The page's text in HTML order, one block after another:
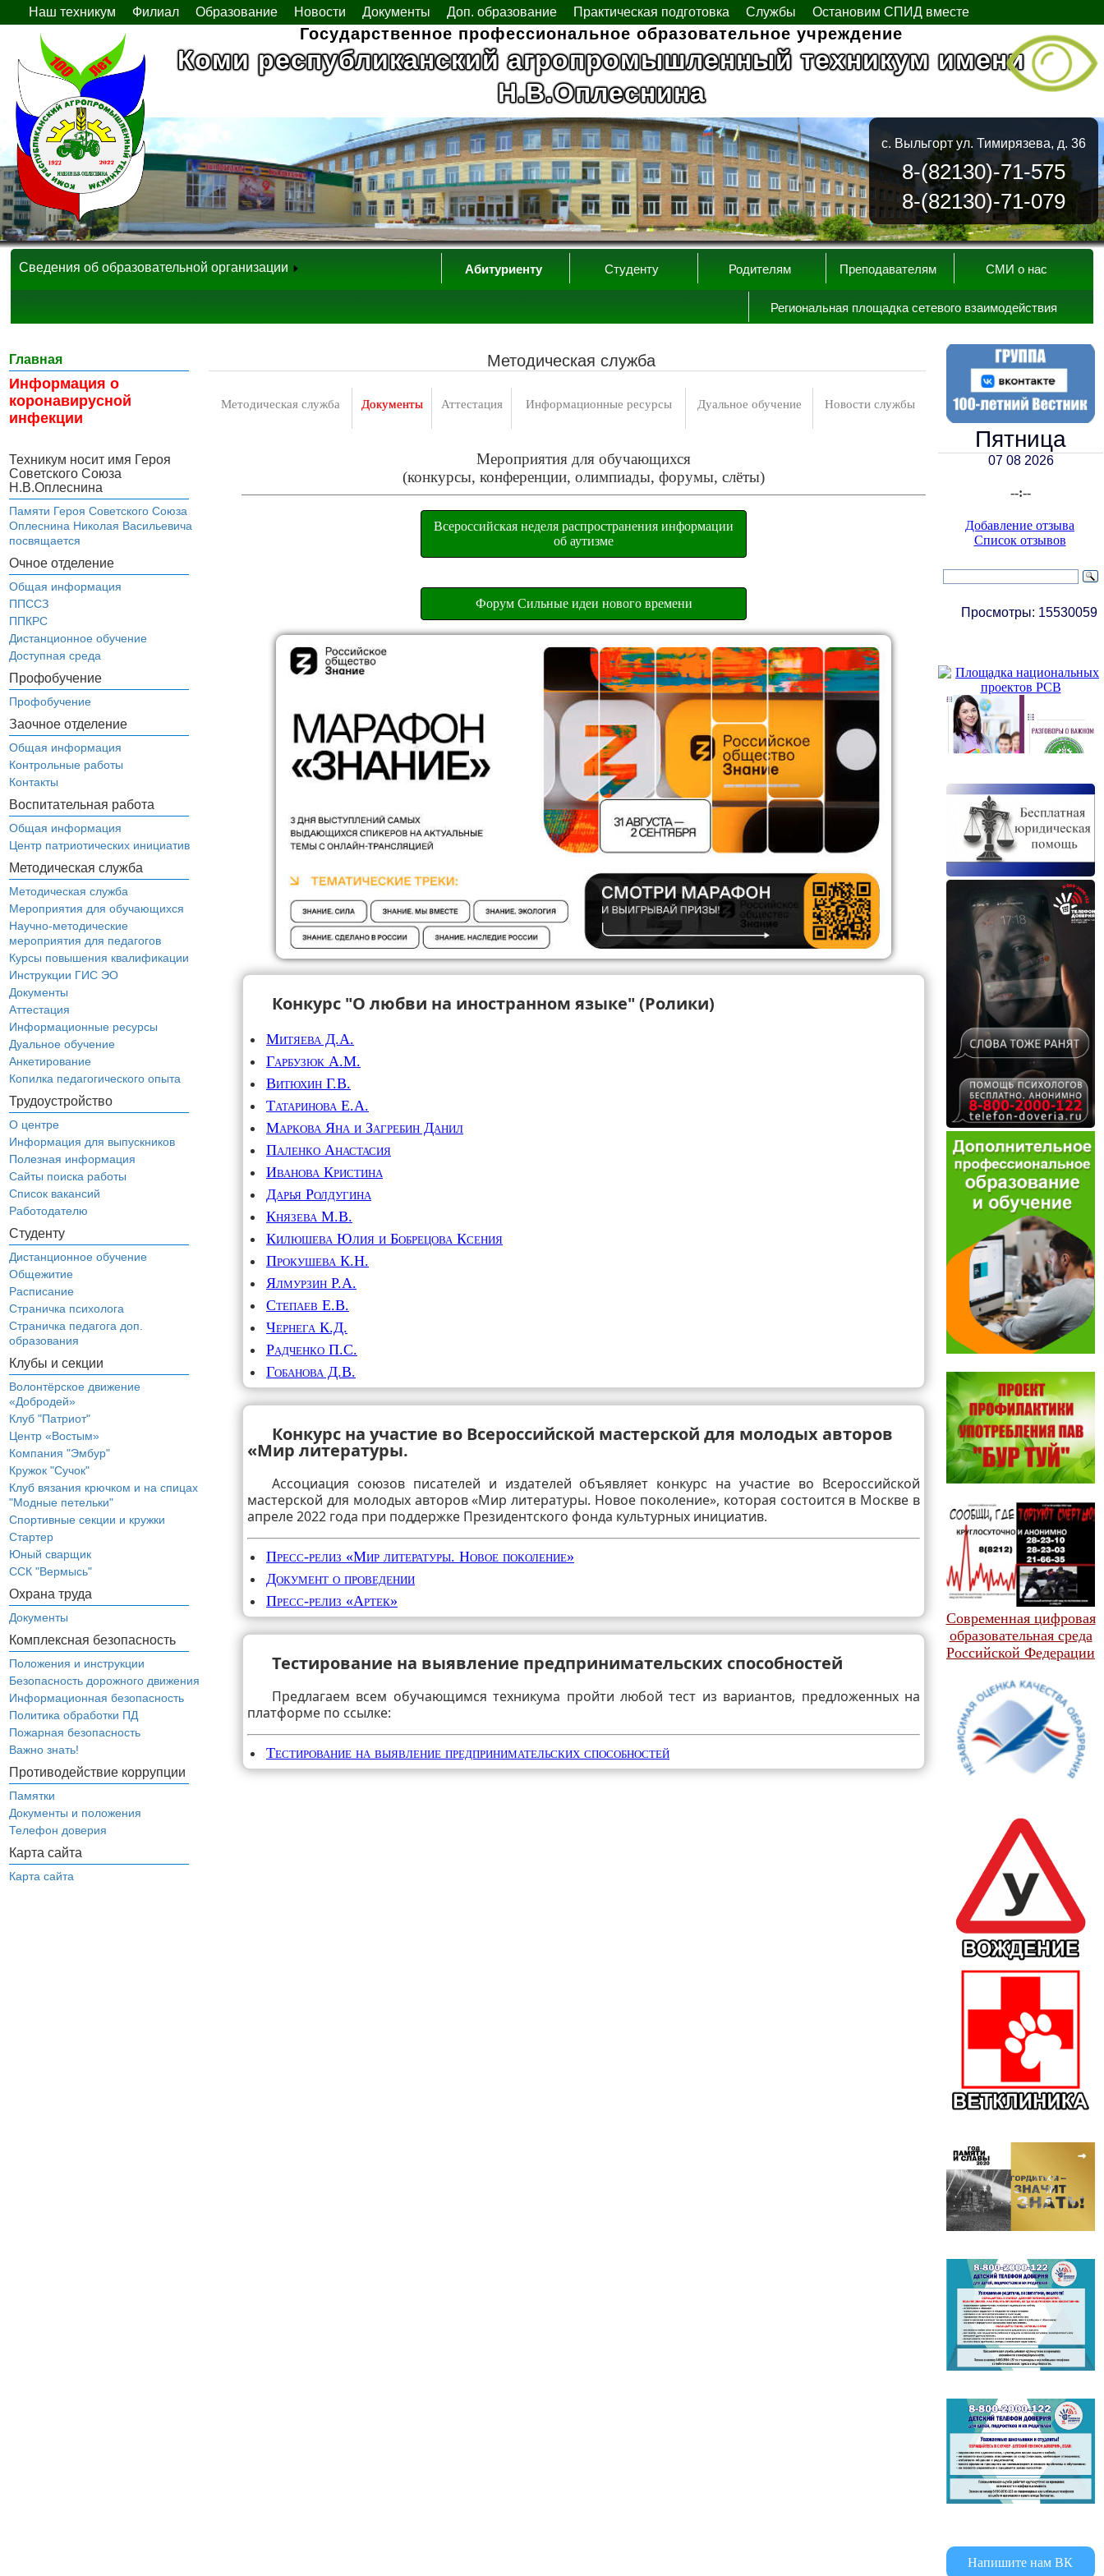
Наш техникум Филиал Образование Новости Документы Доп. образование Практическая подготовка Службы Остановим СПИД вместе
Государственное профессиональное образовательное учреждение
Коми республиканский агропромышленный техникум имени
Н.В.Оплеснина
с. Выльгорт ул. Тимирязева, д. 36
8-(82130)-71-575
8-(82130)-71-079
СМИ о нас
Преподавателям
Родителям
Студенту
Абитуриенту
Региональная площадка сетевого взаимодействия
Сведения об образовательной организации
Главная
Информация о
коронавирусной
инфекции
Техникум носит имя Героя
Советского Союза
Н.В.Оплеснина
Памяти Героя Советского Союза
Оплеснина Николая Васильевича
посвящается
Очное отделение
Общая информация
ППССЗ
ППКРС
Дистанционное обучение
Доступная среда
Профобучение
Профобучение
Заочное отделение
Общая информация
Контрольные работы
Контакты
Воспитательная работа
Общая информация
Центр патриотических инициатив
Методическая служба
Методическая служба
Мероприятия для обучающихся
Научно-методические
мероприятия для педагогов
Курсы повышения квалификации
Инструкции ГИС ЭО
Документы
Аттестация
Информационные ресурсы
Дуальное обучение
Анкетирование
Копилка педагогического опыта
Трудоустройство
О центре
Информация для выпускников
Полезная информация
Сайты поиска работы
Список вакансий
Работодателю
Студенту
Дистанционное обучение
Общежитие
Расписание
Страничка психолога
Страничка педагога доп.
образования
Клубы и секции
Волонтёрское движение
«Добродей»
Клуб "Патриот"
Центр «Востым»
Компания "Эмбур"
Кружок "Сучок"
Клуб вязания крючком и на спицах
"Модные петельки"
Спортивные секции и кружки
Стартер
Юный сварщик
ССК "Вермысь"
Охрана труда
Документы
Комплексная безопасность
Положения и инструкции
Безопасность дорожного движения
Информационная безопасность
Политика обработки ПД
Пожарная безопасность
Важно знать!
Противодействие коррупции
Памятки
Документы и положения
Телефон доверия
Карта сайта
Карта сайта
Методическая служба
Методическая служба Документы Аттестация Информационные ресурсы Дуальное обучение Новости службы
Мероприятия для обучающихся
(конкурсы, конференции, олимпиады, форумы, слёты)
Всероссийская неделя распространения информации
об аутизме
Форум Сильные идеи нового времени
Конкурс "О любви на иностранном языке" (Ролики)
Митяева Д.А.
Гарбузюк А.М.
Витюхин Г.В.
Татаринова Е.А.
Маркова Яна и Загребин Данил
Паленко Анастасия
Иванова Кристина
Дарья Ролдугина
Князева М.В.
Килюшева Юлия и Бобрецова Ксения
Прокушева К.Н.
Ялмурзин Р.А.
Степаев Е.В.
Чернега К.Д.
Радченко П.С.
Гобанова Д.В.
Конкурс на участие во Всероссийской мастерской для молодых авторов
«Мир литературы.
Ассоциация союзов писателей и издателей объявляет конкурс на участие во Всероссийской
мастерской для молодых авторов «Мир литературы. Новое поколение», которая состоится в Москве в
апреле 2022 года при поддержке Президентского фонда культурных инициатив.
Пресс-релиз «Мир литературы. Новое поколение»
Документ о проведении
Пресс-релиз «Артек»
Тестирование на выявление предпринимательских способностей
Предлагаем всем обучающимся техникума пройти любой тест из вариантов, предложенных на
платформе по ссылке:
Тестирование на выявление предпринимательских способностей
Пятница
07 08 2026
--:--
Добавление отзыва
Список отзывов
Просмотры: 15530059
Современная цифровая
образовательная среда
Российской Федерации
Напишите нам ВК